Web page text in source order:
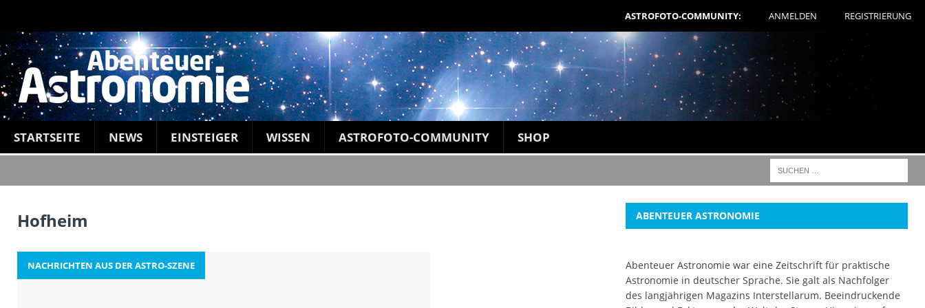
ASTROFOTO-COMMUNITY: ANMELDEN REGISTRIERUNG
STARTSEITE NEWS EINSTEIGER WISSEN ASTROFOTO-COMMUNITY SHOP
Hofheim
NACHRICHTEN AUS DER ASTRO-SZENE
ABENTEUER ASTRONOMIE
Abenteuer Astronomie war eine Zeitschrift für praktische
Astronomie in deutscher Sprache. Sie galt als Nachfolger
des langjährigen Magazins Interstellarum. Beeindruckende